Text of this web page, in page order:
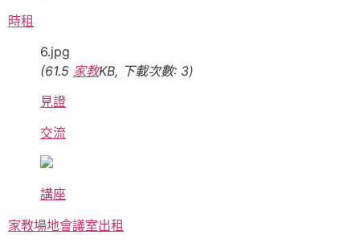
時租
6.jpg
(61.5 家教KB, 下載次數: 3)
見證
交流
講座
家教場地會議室出租